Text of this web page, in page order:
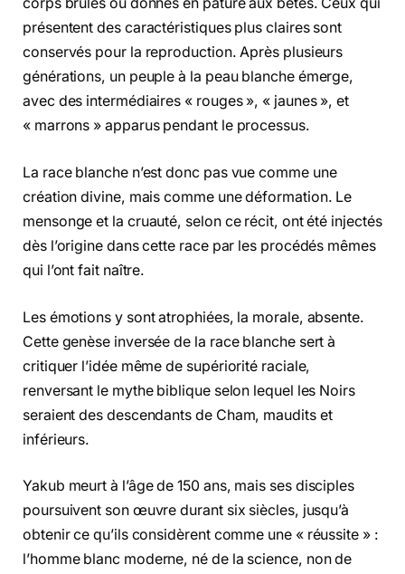
corps brûlés ou donnés en pâture aux bêtes. Ceux qui
présentent des caractéristiques plus claires sont
conservés pour la reproduction. Après plusieurs
générations, un peuple à la peau blanche émerge,
avec des intermédiaires « rouges », « jaunes », et
« marrons » apparus pendant le processus.
La race blanche n’est donc pas vue comme une
création divine, mais comme une déformation. Le
mensonge et la cruauté, selon ce récit, ont été injectés
dès l’origine dans cette race par les procédés mêmes
qui l’ont fait naître.
Les émotions y sont atrophiées, la morale, absente.
Cette genèse inversée de la race blanche sert à
critiquer l’idée même de supériorité raciale,
renversant le mythe biblique selon lequel les Noirs
seraient des descendants de Cham, maudits et
inférieurs.
Yakub meurt à l’âge de 150 ans, mais ses disciples
poursuivent son œuvre durant six siècles, jusqu’à
obtenir ce qu’ils considèrent comme une « réussite » :
l’homme blanc moderne, né de la science, non de